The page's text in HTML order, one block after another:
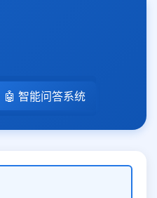
🤖 智能问答系统